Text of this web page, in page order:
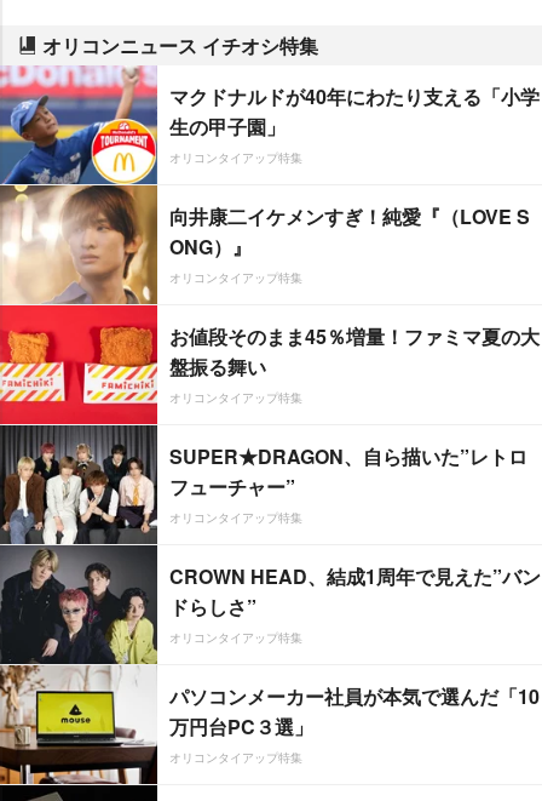
オリコンニュース イチオシ特集
マクドナルドが40年にわたり支える「小学
生の甲子園」
オリコンタイアップ特集
向井康二イケメンすぎ！純愛『（LOVE S
ONG）』
オリコンタイアップ特集
お値段そのまま45％増量！ファミマ夏の大
盤振る舞い
オリコンタイアップ特集
SUPER★DRAGON、自ら描いた”レトロ
フューチャー”
オリコンタイアップ特集
CROWN HEAD、結成1周年で見えた”バン
ドらしさ”
オリコンタイアップ特集
パソコンメーカー社員が本気で選んだ「10
万円台PC３選」
オリコンタイアップ特集